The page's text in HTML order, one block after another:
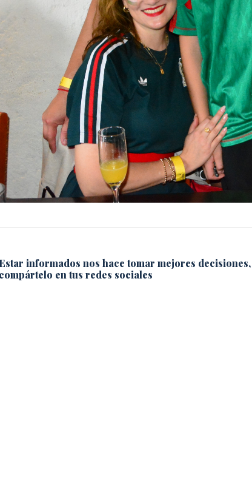
Estar informados nos hace tomar mejores decisiones,
compártelo en tus redes sociales